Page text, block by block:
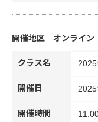
オンライン
クラス名
開催日 2025
開催時間